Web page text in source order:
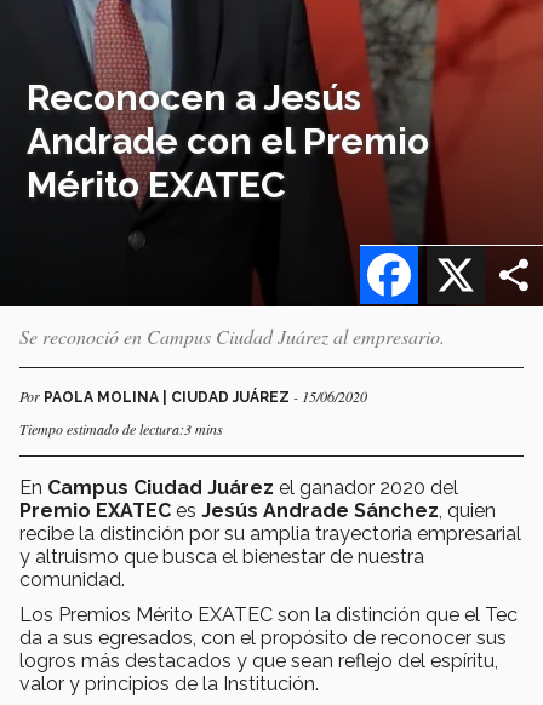
Reconocen a Jesús
Andrade con el Premio
Mérito EXATEC
X
Facebook
Se reconoció en Campus Ciudad Juárez al empresario.
Por PAOLA MOLINA | CIUDAD JUÁREZ - 15/06/2020
Tiempo estimado de lectura:3 mins
En Campus Ciudad Juárez el ganador 2020 del
Premio EXATEC es Jesús Andrade Sánchez , quien
recibe la distinción por su amplia trayectoria empresarial
y altruismo que busca el bienestar de nuestra
comunidad.
Los Premios Mérito EXATEC son la distinción que el Tec
da a sus egresados, con el propósito de reconocer sus
logros más destacados y que sean reflejo del espíritu,
valor y principios de la Institución.